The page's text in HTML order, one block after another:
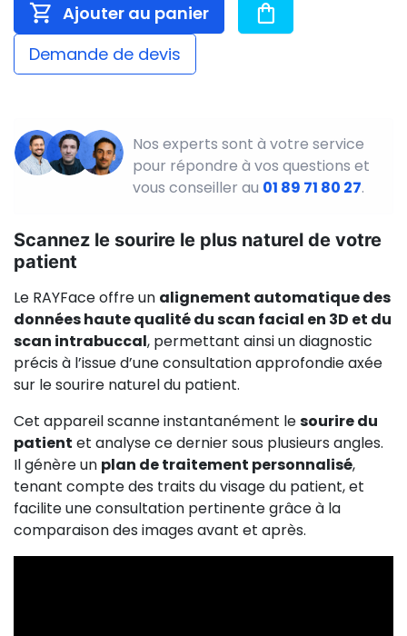
Ajouter au panier
Demande de devis
Nos experts sont à votre service
pour répondre à vos questions et
vous conseiller au 01 89 71 80 27.
Scannez le sourire le plus naturel de votre
patient
Le RAYFace offre un alignement automatique des
données haute qualité du scan facial en 3D et du
scan intrabuccal, permettant ainsi un diagnostic
précis à l’issue d’une consultation approfondie axée
sur le sourire naturel du patient.
Cet appareil scanne instantanément lesourire du
patient et analyse ce dernier sous plusieurs angles.
Il génère un plan de traitement personnalisé,
tenant compte des traits du visage du patient, et
facilite une consultation pertinente grâce à la
comparaison des images avant et après.